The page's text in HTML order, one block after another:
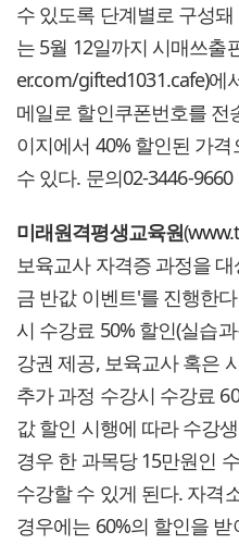
수 있도록 단계별로 구성
는 5월 12일까지 시매쓰출
er.com/gifted1031.cafe)에
메일로 할인쿠폰번호를 전
이지에서 40% 할인된 가
수 있다. 문의02-3446-9660
미래원격평생교육원(
보육교사 자격증 과정을
금 반값 이벤트'를 진행한
시 수강료 50% 할인(실습
강권 제공, 보육교사 혹은
추가 과정 수강시 수강료
값 할인 시행에 따라 수강
경우 한 과목당 15만원인
수강할 수 있게 된다. 자격
경우에는 60%의 할인을